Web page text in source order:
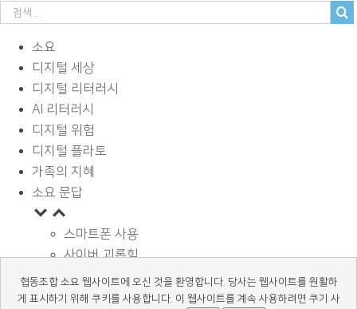
소요
디지털 세상
디지털 리터러시
AI 리터러시
디지털 위험
디지털 플라토
가족의 지혜
소요 문답
스마트폰 사용
사이버 괴롭힘
페이스북과 SNS
디지털과 학습
협동조합 소요 웹사이트에 오신 것을 환영합니다. 당사는 웹사이트를 원활하
게 표시하기 위해 쿠키를 사용합니다. 이 웹사이트를 계속 사용하려면 쿠기 사